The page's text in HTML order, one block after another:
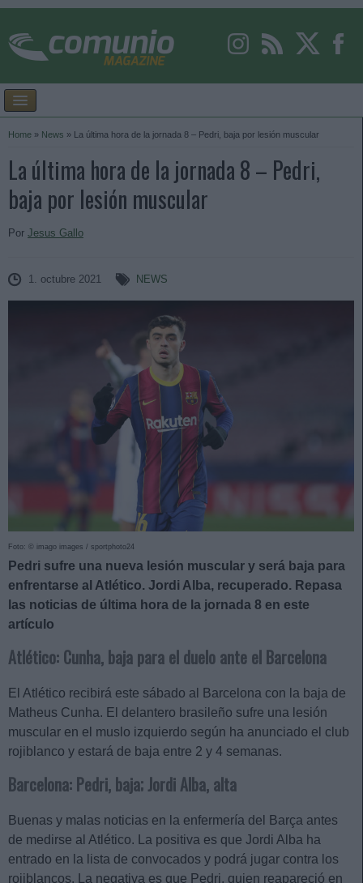
Home » News » La última hora de la jornada 8 – Pedri, baja por lesión muscular
La última hora de la jornada 8 – Pedri,
baja por lesión muscular
Por Jesus Gallo
1. octubre 2021 NEWS
Foto: © imago images / sportphoto24
Pedri sufre una nueva lesión muscular y será baja para
enfrentarse al Atlético. Jordi Alba, recuperado. Repasa
las noticias de última hora de la jornada 8 en este
artículo
Atlético: Cunha, baja para el duelo ante el Barcelona
El Atlético recibirá este sábado al Barcelona con la baja de
Matheus Cunha. El delantero brasileño sufre una lesión
muscular en el muslo izquierdo según ha anunciado el club
rojiblanco y estará de baja entre 2 y 4 semanas.
Barcelona: Pedri, baja; Jordi Alba, alta
Buenas y malas noticias en la enfermería del Barça antes
de medirse al Atlético. La positiva es que Jordi Alba ha
entrado en la lista de convocados y podrá jugar contra los
rojiblancos. La negativa es que Pedri, quien reapareció en